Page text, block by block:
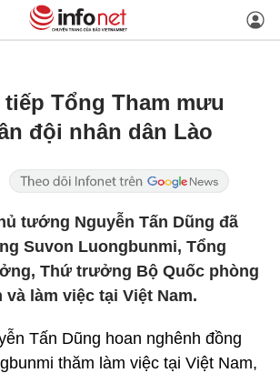
Tổng Tham mưu
đội nhân dân Lào
tướng Nguyễn Tấn Dũng đã
Suvon Luongbunmi, Tổng
Thứ trưởng Bộ Quốc phòng
và làm việc tại Việt Nam.
Tấn Dũng hoan nghênh đồng
thăm làm việc tại Việt Nam,